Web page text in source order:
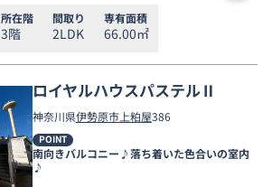
所在階
3階
間取り
2LDK
専有面積
66.00㎡
ロイヤルハウスパステルⅡ
神奈川県伊勢原市上粕屋386
POINT
南向きバルコニー♪落ち着いた色合いの室内
♪